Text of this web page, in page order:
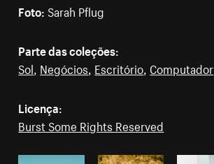
Foto: Sarah Pflug
Parte das coleções:
Sol Negócios Escritório Computador
Licença:
Burst Some Rights Reserved